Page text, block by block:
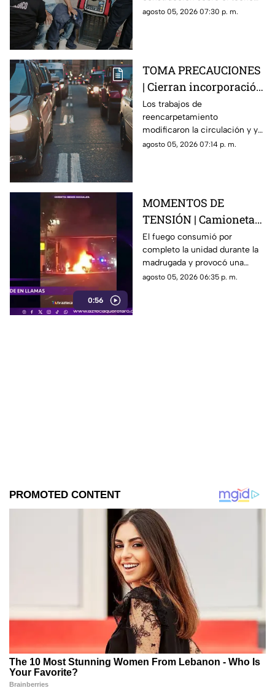
Buenavista
de una vivienda y tuvo que
agosto 05, 2026 07:30 p. m.
TOMA PRECAUCIONES
| Cierran incorporación
hacia la carretera 57;
esta es la zona afectada
Los trabajos de
reencarpetamiento
modificaron la circulación y ya
generan carga vehicular en el
agosto 05, 2026 07:14 p. m.
0:56
MOMENTOS DE
TENSIÓN | Camioneta
termina calcinada
sobre avenida
Constituyentes; así se
vivió el momento
El fuego consumió por
completo la unidad durante la
madrugada y provocó una
intensa movilización en una de
agosto 05, 2026 06:35 p. m.